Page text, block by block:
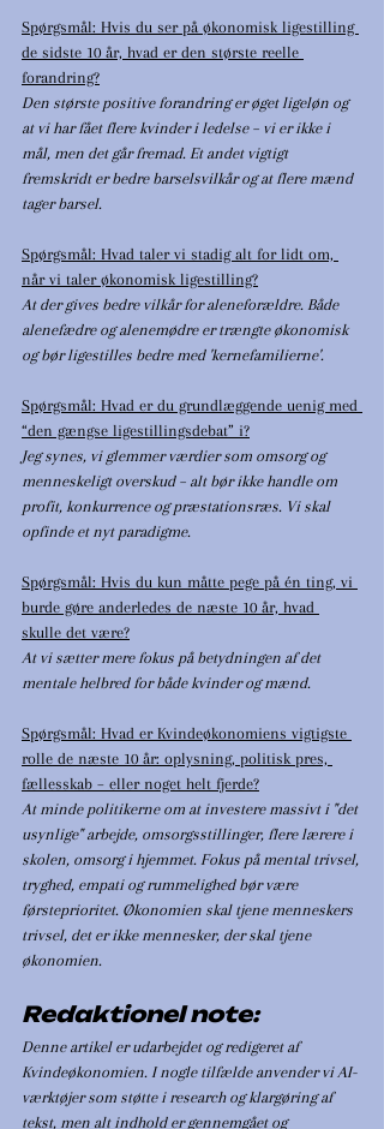
Spørgsmål: Hvis du ser på økonomisk ligestilling
de sidste 10 år, hvad er den største reelle
forandring?
Den største positive forandring er øget ligeløn og
at vi har fået flere kvinder i ledelse – vi er ikke i
mål, men det går fremad. Et andet vigtigt
fremskridt er bedre barselsvilkår og at flere mænd
tager barsel.
Spørgsmål: Hvad taler vi stadig alt for lidt om,
når vi taler økonomisk ligestilling?
At der gives bedre vilkår for aleneforældre. Både
alenefædre og alenemødre er trængte økonomisk
og bør ligestilles bedre med 'kernefamilierne'.
Spørgsmål: Hvad er du grundlæggende uenig med
“den gængse ligestillingsdebat” i?
Jeg synes, vi glemmer værdier som omsorg og
menneskeligt overskud – alt bør ikke handle om
profit, konkurrence og præstationsræs. Vi skal
opfinde et nyt paradigme.
Spørgsmål: Hvis du kun måtte pege på én ting, vi
burde gøre anderledes de næste 10 år, hvad
skulle det være?
At vi sætter mere fokus på betydningen af det
mentale helbred for både kvinder og mænd.
Spørgsmål: Hvad er Kvindeøkonomiens vigtigste
rolle de næste 10 år: oplysning, politisk pres,
fællesskab – eller noget helt fjerde?
At minde politikerne om at investere massivt i "det
usynlige" arbejde, omsorgsstillinger, flere lærere i
skolen, omsorg i hjemmet. Fokus på mental trivsel,
tryghed, empati og rummelighed bør være
førsteprioritet. Økonomien skal tjene menneskers
trivsel, det er ikke mennesker, der skal tjene
økonomien.
Redaktionel note:
Denne artikel er udarbejdet og redigeret af
Kvindeøkonomien. I nogle tilfælde anvender vi AI-
værktøjer som støtte i research og klargøring af
tekst, men alt indhold er gennemgået og